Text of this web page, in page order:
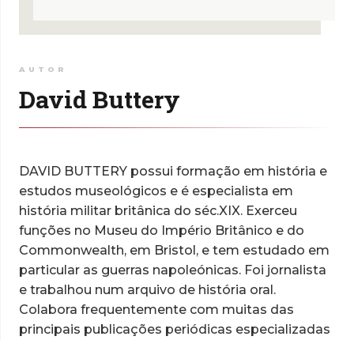
AUTOR
David Buttery
DAVID BUTTERY possui formação em história e
estudos museológicos e é especialista em
história militar britânica do séc.XIX. Exerceu
funções no Museu do Império Britânico e do
Commonwealth, em Bristol, e tem estudado em
particular as guerras napoleónicas. Foi jornalista
e trabalhou num arquivo de história oral.
Colabora frequentemente com muitas das
principais publicações periódicas especializadas